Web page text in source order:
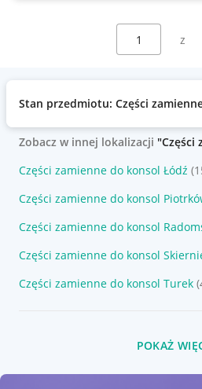
Wybierz stronę:
z
Stan przedmiotu: Części
Zobacz w innej lokalizacji "Części
Części zamienne do konsol Łódź
Części zamienne do konsol
Części zamienne do konsol
Części zamienne do konsol
Części zamienne do konsol Turek
POKAŻ